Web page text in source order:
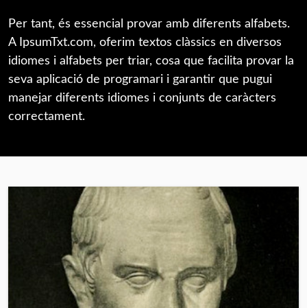
Per tant, és essencial provar amb diferents alfabets.
A IpsumTxt.com, oferim textos clàssics en diversos
idiomes i alfabets per triar, cosa que facilita provar la
seva aplicació de programari i garantir que pugui
manejar diferents idiomes i conjunts de caràcters
correctament.